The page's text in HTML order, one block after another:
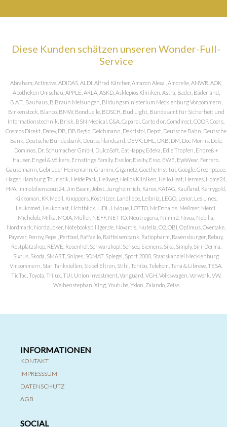
Diese Kunden schätzen unseren Wonder-Full-
Service
Abraham, Actimove, ADIDAS, ALDI, Alfred Kärcher, Amazon Alexa , Amorelie, ANWR, AOK,
Apotheken Umschau, APPLE, ARLA, ASKD, Asklepios Kliniken, Astra, Bader, Bäderland,
B.A.T., Bauhaus, B.Braun Melsungen, Bildungsministerium Mecklenburg Vorpommern,
Birkenstock, Blanco, BMW, Bonduelle, BOSCH, Bud Light, Bundesamt für Sicherheit und
Informationstechnik, Brisk, BSN Medical, C&A, Caparol, Carte d or, Comdirect, COOP, Coors,
Cosmos DIrekt, Datev, DB, DB Regio, Deichmann, Dekristol, Depot, Deutsche Bahn, Deutsche
Bank, Deutsche Bundesbank, Deutschlandcard, DEVK, DHL, DKB, DM, Doc Morris, Dole,
Dominos, Dr. Schumacher GmbH, DulcoSoft, EatHappy, Edeka, Edle Tropfen, Endreß +
Hauser, Engel & Völkers, Ernstings Family, Essilor, Essity, Esso, EWE, EyeWear, Ferrero,
Gauselmann, Gebrüder Heinemann, Granini, Giganetz, Goethe Institut, Google, Greenpeace,
Hager, Hamburg Touristik, Heide Park, Hellweg, Helios Kliniken, Hello Heat, Hermes, Home24,
HPA, Immobilienscout24, Jim Beam, Jobst, Jungheinrich, Karex, KATAG, Kaufland, Kerrygold,
Kikkoman, KK Mobil, Knoppers, Köstritzer, Landliebe, Leibniz, LEGO, Lenor, Les Lines,
Leukomed, Leukoplast, Lichtblick, LIDL, Livique, LOTTO, McDonalds, Meßmer, Merci,
Michelob, Milka, MOIA, Müller, NEFF, NETTO, Neutrogena, Nimm2, Nivea, Nobilia,
Nordmark, Nordzucker, Notebooksbilliger.de, Novartis, Nutella, O2, OBI, Optimus, Overtake,
Payever, Penny, Pepsi, Perfood, Raffaello, Raiffeisenbank, Ratiopharm, Ravensburger, Rebuy,
Restplatzshop, REWE, Rosenhof, Schwarzkopf, Senseo, Siemens, Sika, Simply, Siri-Derma,
Sixtus, Skoda, SMART, Snipes, SOMAT, Spiegel, Sport 2000, Staatskanzlei Mecklenburg
Virpommern, Star Tankstellen, Siebel Eltron, Stihl, Tchibo, Telekom, Tena & Librese, TESA,
TicTac, Toyota, Trilux, TUI, Union Investment, Vanguard, VGH, Volkswagen, Vorwerk, VW,
Weihenstephan, Xing, Youtube, Yxlon, Zalando, Zeiss
INFORMATIONEN
KONTAKT
IMPRESSSUM
DATENSCHUTZ
AGB
SOCIAL